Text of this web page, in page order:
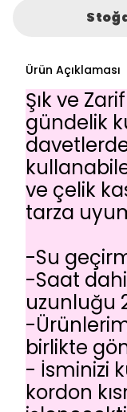
Ürün Açıklaması
Şık ve
gündelik
ve çelik
tarza
-Su
-Saat
uzunluğu
-
birlikte
- İsminizi
kordon